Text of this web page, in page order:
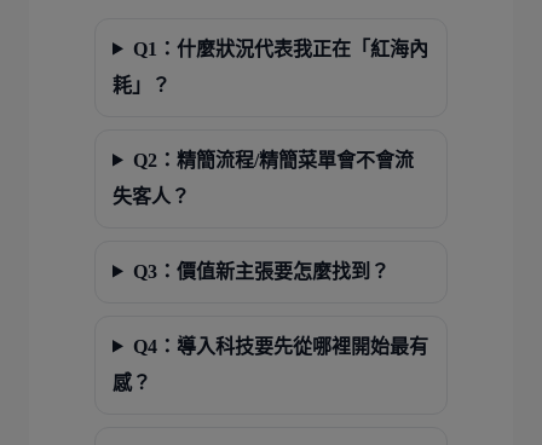
Q1：什麼狀況代表我正在「紅海內
耗」？
Q2：精簡流程/精簡菜單會不會流
失客人？
Q3：價值新主張要怎麼找到？
Q4：導入科技要先從哪裡開始最有
感？